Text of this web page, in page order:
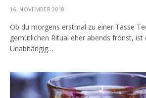
16. NOVEMBER 2018
Ob du morgens erstmal zu einer Tasse
gemütlichen Ritual eher abends frönst, ist
Unabhängig…